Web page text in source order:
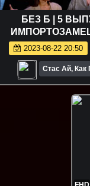
БЕЗ Б | 5
2023-08-22 20:50
Стас Ай, Как